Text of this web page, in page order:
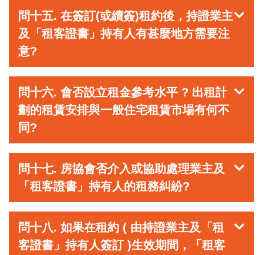
問十五. 在簽訂(或續簽)租約後，持證業主
及「租客證書」持有人有甚麼地方需要注
意?
問十六. 會否設立租金參考水平 ? 出租計
劃的租賃安排與一般住宅租賃市場有何不
同?
問十七. 房協會否介入或協助處理業主及
「租客證書」持有人的租務糾紛?
問十八. 如果在租約 ( 由持證業主及「租
客證書」持有人簽訂 )生效期間，「租客